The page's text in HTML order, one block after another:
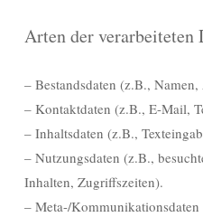
Arten der verarbeiteten
– Bestandsdaten (z.B., Namen,
– Kontaktdaten (z.B., E-Mail,
– Inhaltsdaten (z.B.,
– Nutzungsdaten (z.B.,
Inhalten, Zugriffszeiten).
– Meta-/